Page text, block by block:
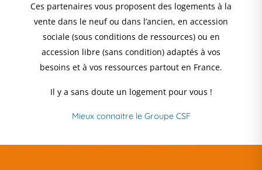
Ces partenaires vous proposent des logements à la
vente dans le neuf ou dans l’ancien, en accession
sociale (sous conditions de ressources) ou en
accession libre (sans condition) adaptés à vos
besoins et à vos ressources partout en France.
Il y a sans doute un logement pour vous !
Mieux connaitre le Groupe CSF